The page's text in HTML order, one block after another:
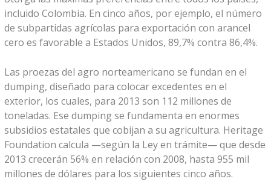
incluido Colombia. En cinco años, por ejemplo, el número
de subpartidas agrícolas para exportación con arancel
cero es favorable a Estados Unidos, 89,7% contra 86,4%.
Las proezas del agro norteamericano se fundan en el
dumping, diseñado para colocar excedentes en el
exterior, los cuales, para 2013 son 112 millones de
toneladas. Ese dumping se fundamenta en enormes
subsidios estatales que cobijan a su agricultura. Heritage
Foundation calcula —según la Ley en trámite— que desde
2013 crecerán 56% en relación con 2008, hasta 955 mil
millones de dólares para los siguientes cinco años.